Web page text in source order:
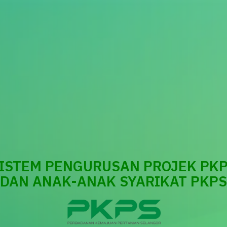
PENGURUSAN PROJEK
DAN ANAK-ANAK SYARIKAT PKPS